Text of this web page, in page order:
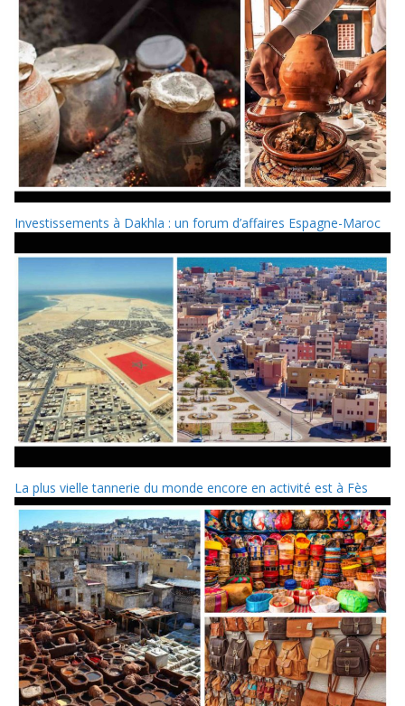
Investissements à Dakhla : un forum d’affaires Espagne-Maroc
La plus vielle tannerie du monde encore en activité est à Fès